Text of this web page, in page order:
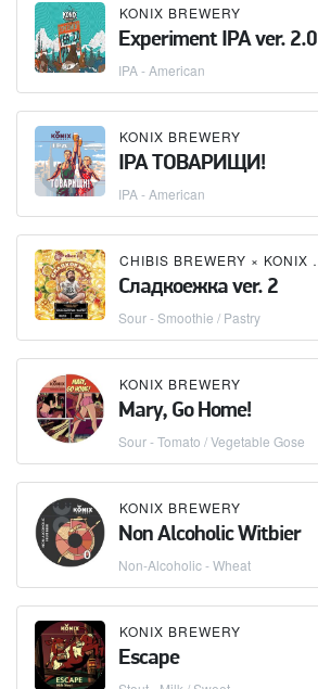
KONIX BREWERY
Experiment IPA ver. 2.0
IPA - American
KONIX BREWERY
IPA ТОВАРИЩИ!
IPA - American
CHIBIS BREWERY × KONIX BREWERY
Сладкоежка ver. 2
Sour - Smoothie / Pastry
KONIX BREWERY
Mary, Go Home!
Sour - Tomato / Vegetable Gose
KONIX BREWERY
Non Alcoholic Witbier
Non-Alcoholic - Wheat
KONIX BREWERY
Escape